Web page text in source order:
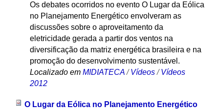
Os debates ocorridos no evento O Lugar da Eólica
no Planejamento Energético envolveram as
discussões sobre o aproveitamento da
eletricidade gerada a partir dos ventos na
diversificação da matriz energética brasileira e na
promoção do desenvolvimento sustentável.
Localizado em MIDIATECA /Vídeos /Vídeos
2012
O Lugar da Eólica no Planejamento Energético